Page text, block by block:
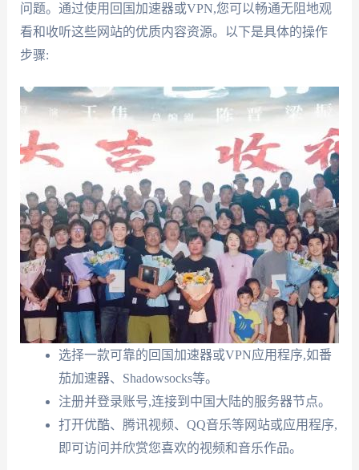
问题。通过使用回国加速器或VPN,您可以畅通无阻地观
看和收听这些网站的优质内容资源。以下是具体的操作
步骤:
选择一款可靠的回国加速器或VPN应用程序,如番
茄加速器、Shadowsocks等。
注册并登录账号,连接到中国大陆的服务器节点。
打开优酷、腾讯视频、QQ音乐等网站或应用程序,
即可访问并欣赏您喜欢的视频和音乐作品。